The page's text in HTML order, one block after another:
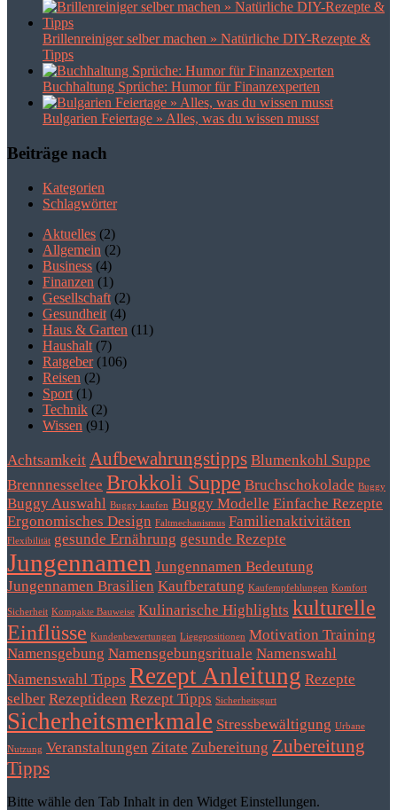
Brillenreiniger selber machen » Natürliche DIY-Rezepte &
Tipps
Buchhaltung Sprüche: Humor für Finanzexperten
Bulgarien Feiertage » Alles, was du wissen musst
Beiträge nach
Kategorien
Schlagwörter
Aktuelles (2)
Allgemein (2)
Business (4)
Finanzen (1)
Gesellschaft (2)
Gesundheit (4)
Haus & Garten (11)
Haushalt (7)
Ratgeber(106)
Reisen (2)
Sport (1)
Technik (2)
Wissen (91)
Achtsamkeit Aufbewahrungstipps Blumenkohl Suppe
Brennnesseltee Brokkoli Suppe Bruchschokolade Buggy
Buggy Auswahl Buggy kaufen Buggy Modelle Einfache Rezepte
Ergonomisches Design Faltmechanismus Familienaktivitäten
Flexibilität gesunde Ernährung gesunde Rezepte
Jungennamen Jungennamen Bedeutung
Jungennamen Brasilien Kaufberatung Kaufempfehlungen Komfort
Sicherheit Kompakte Bauweise Kulinarische Highlights kulturelle
Einflüsse Kundenbewertungen Liegepositionen Motivation Training
Namensgebung Namensgebungsrituale Namenswahl
Namenswahl Tipps Rezept Anleitung Rezepte
selber Rezeptideen Rezept Tipps Sicherheitsgurt
Sicherheitsmerkmale Stressbewältigung Urbane
Nutzung Veranstaltungen Zitate Zubereitung Zubereitung
Tipps
Bitte wähle den Tab Inhalt in den Widget Einstellungen.